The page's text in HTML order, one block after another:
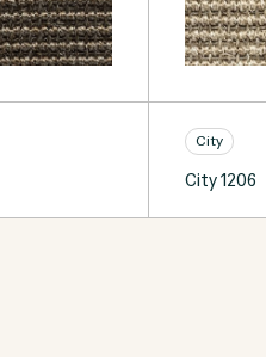
City
City 1206